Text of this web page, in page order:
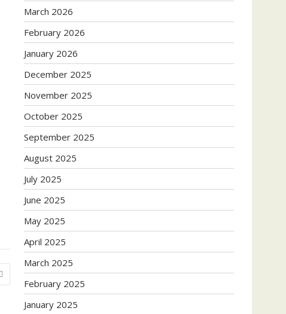
March 2026
February 2026
January 2026
December 2025
November 2025
October 2025
September 2025
August 2025
July 2025
June 2025
May 2025
April 2025
March 2025
February 2025
January 2025